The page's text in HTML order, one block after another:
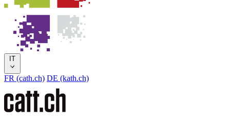
IT
FR (cath.ch) DE (kath.ch)